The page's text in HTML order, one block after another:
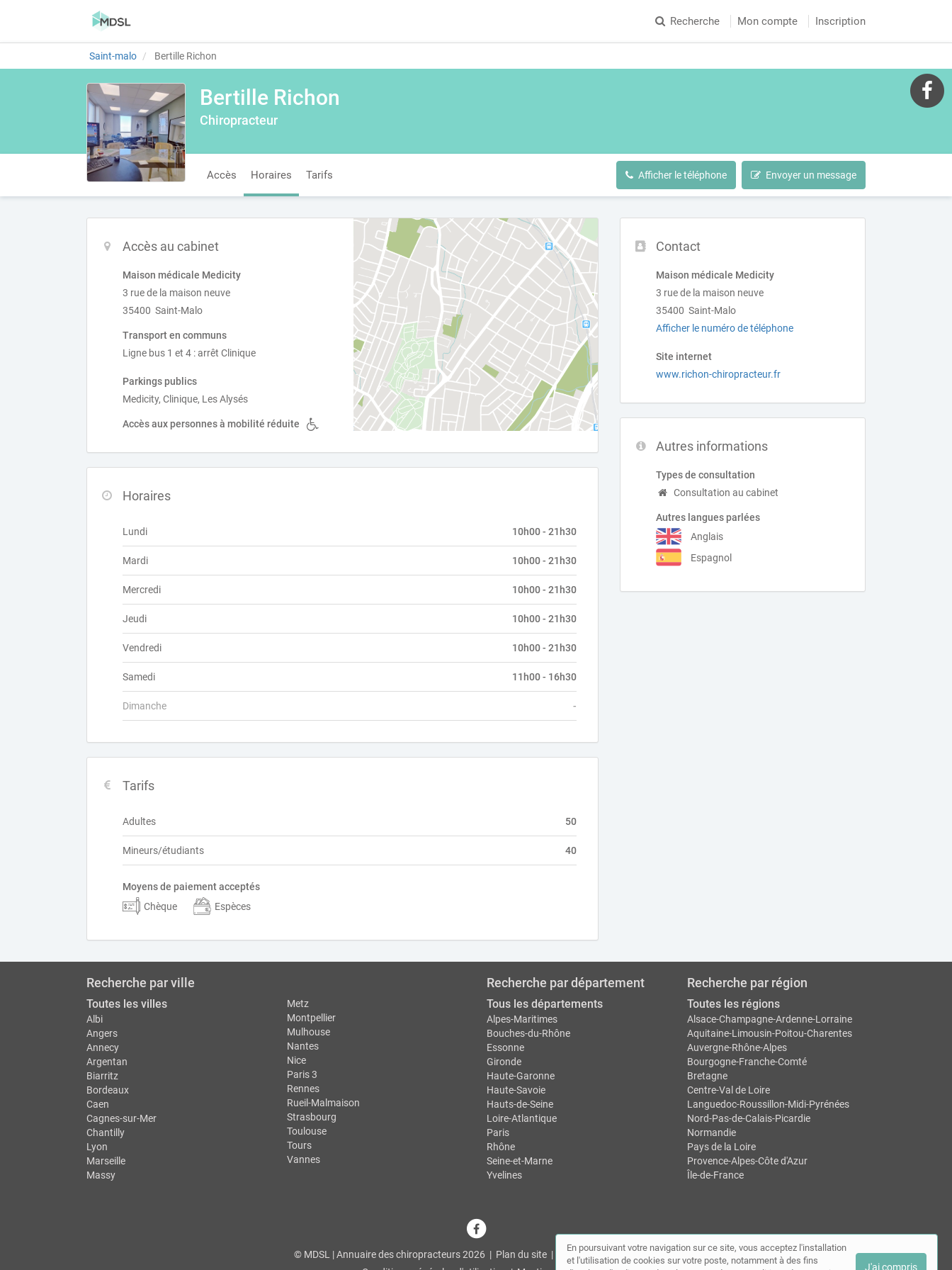
Recherche Mon compte Inscription
Saint-malo Bertille Richon
Bertille Richon
Chiropracteur
Accès Horaires Tarifs Afficher le téléphone Envoyer un message
Contact
Maison médicale Medicity
3 rue de la maison neuve
35400 Saint-Malo
Afficher le numéro de téléphone
Site internet
www.richon-chiropracteur.fr
Autres informations
Types de consultation
Consultation au cabinet
Autres langues parlées
Anglais
Espagnol
Accès au cabinet
Maison médicale Medicity
3 rue de la maison neuve
35400 Saint-Malo
Transport en communs
Ligne bus 1 et 4 : arrêt Clinique
Parkings publics
Medicity, Clinique, Les Alysés
Accès aux personnes à mobilité réduite
Horaires
Lundi 10h00 - 21h30
Mardi 10h00 - 21h30
Mercredi 10h00 - 21h30
Jeudi 10h00 - 21h30
Vendredi 10h00 - 21h30
Samedi 11h00 - 16h30
Dimanche -
Tarifs
Adultes 50
Mineurs/étudiants 40
Moyens de paiement acceptés
Chèque
Espèces
Recherche par ville
Toutes les villes
Albi
Angers
Annecy
Argentan
Biarritz
Bordeaux
Caen
Cagnes-sur-Mer
Chantilly
Lyon
Marseille
Massy
Metz
Montpellier
Mulhouse
Nantes
Nice
Paris 3
Rennes
Rueil-Malmaison
Strasbourg
Toulouse
Tours
Vannes
Recherche par département
Tous les départements
Alpes-Maritimes
Bouches-du-Rhône
Essonne
Gironde
Haute-Garonne
Haute-Savoie
Hauts-de-Seine
Loire-Atlantique
Paris
Rhône
Seine-et-Marne
Yvelines
Recherche par région
Toutes les régions
Alsace-Champagne-Ardenne-Lorraine
Aquitaine-Limousin-Poitou-Charentes
Auvergne-Rhône-Alpes
Bourgogne-Franche-Comté
Bretagne
Centre-Val de Loire
Languedoc-Roussillon-Midi-Pyrénées
Nord-Pas-de-Calais-Picardie
Normandie
Pays de la Loire
Provence-Alpes-Côte d'Azur
Île-de-France
© MDSL | Annuaire des chiropracteurs 2026 | Plan du site| Mon compte|Contact
En poursuivant votre navigation sur ce site, vous acceptez l'installation
et l'utilisation de cookies sur votre poste, notamment à des fins
J'ai compris